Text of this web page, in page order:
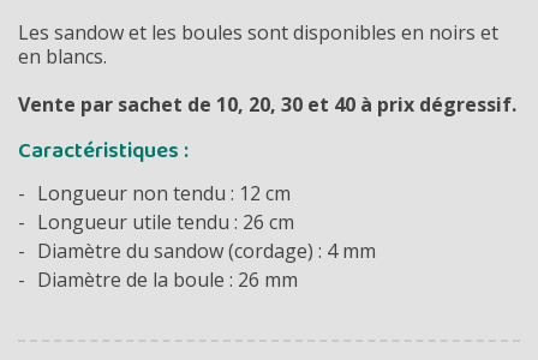
Les sandow et les boules sont disponibles en noirs et
en blancs.
Vente par sachet de 10, 20, 30 et 40 à prix dégressif.
Caractéristiques :
Longueur non tendu : 12 cm
Longueur utile tendu : 26 cm
Diamètre du sandow (cordage) : 4 mm
Diamètre de la boule : 26 mm